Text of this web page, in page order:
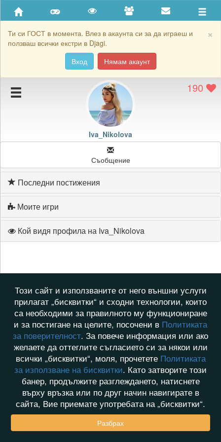
×
Ти си ГОСТ в момента. Влез в акаунта си за да играеш и
ползваш всички екстри в Djagi.
Вход
Нямам акаунт
Приятели
Хронология на игри
Подаръците на Iva_Nikolova
Картичките на Iva_Nikolova
Блокирай Iva_Nikolova
190
Iva_Nikolova
Съобщение
Последни постижения
Моите игри
Кой видя профила на Iva_Nikolova
Този сайт и използваните от него външни услуги
прилагат „бисквитки“ и сходни технологии, които
са необходими за правилното му функциониране
и за постигане на целите, посочени в Политиката
за поверителност. За повече информация или ако
желаете да оттеглите съгласието си за някои или
всички „бисквитки“, моля, прочетете Политиката
за използване на бисквитки. Като затворите този
банер, продължите разглеждането, натиснете
върху връзка или по друг начин навигирате в
сайта, Вие приемате употребата на „бисквитки“.
Разбрах